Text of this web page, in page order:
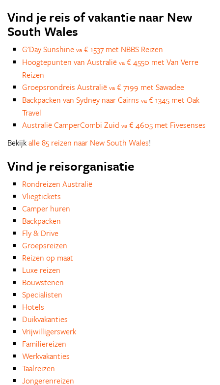
Vind je reis of vakantie naar New
South Wales
G'Day Sunshine va € 1537 met NBBS Reizen
Hoogtepunten van Australië va € 4550 met Van Verre
Reizen
Groepsrondreis Australië va € 7199 met Sawadee
Backpacken van Sydney naar Cairns va € 1345 met Oak
Travel
Australië CamperCombi Zuid va € 4605 met Fivesenses
Bekijkalle 85 reizen naar New South Wales!
Vind je reisorganisatie
Rondreizen Australië
Vliegtickets
Camper huren
Backpacken
Fly & Drive
Groepsreizen
Reizen op maat
Luxe reizen
Bouwstenen
Specialisten
Hotels
Duikvakanties
Vrijwilligerswerk
Familiereizen
Werkvakanties
Taalreizen
Jongerenreizen